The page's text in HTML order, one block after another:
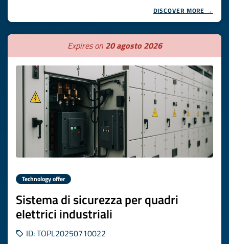
DISCOVER MORE →
Expires on 20 agosto 2026
Technology offer
Sistema di sicurezza per quadri
elettrici industriali
ID: TOPL20250710022